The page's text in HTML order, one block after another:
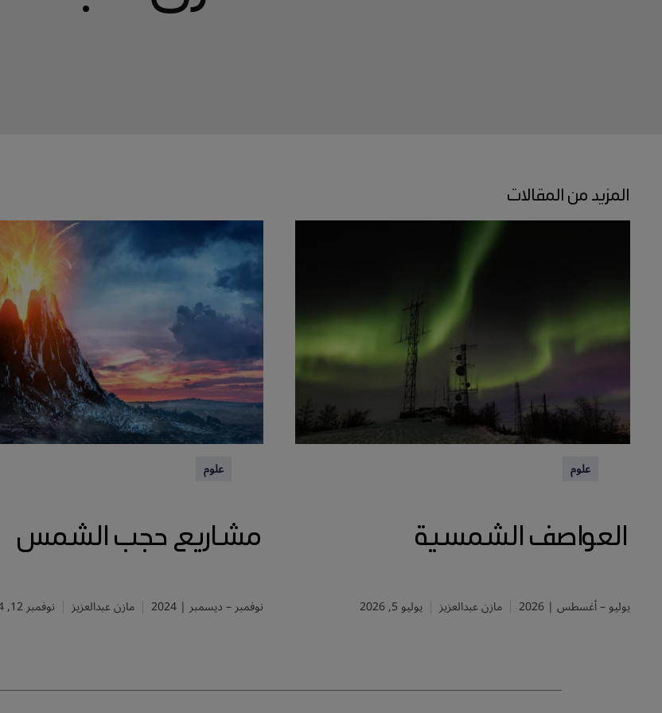
مجلةالقافلة
المزيد من المقالات
علوم
العواصف الشمسية
يوليو – أغسطس | 2026 مازن عبدالعزيز يوليو 5, 2026
علوم
مشاريع حجب الشمس
نوفمبر – ديسمبر | 2024 مازن عبدالعزيز نوفمبر 12, 2024